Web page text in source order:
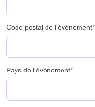
Code postal de l'événement*
Pays de l'événement*